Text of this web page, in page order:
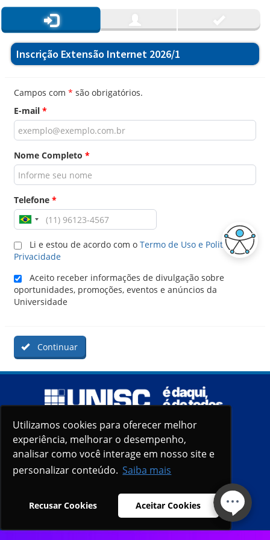
Utilizamos cookies para oferecer melhor
experiência, melhorar o desempenho,
analisar como você interage em nosso site e
personalizar conteúdo. Saiba mais
Recusar Cookies Aceitar Cookies
Utilizamos cookies para oferecer melhor
experiência, melhorar o desempenho,
analisar como você interage em nosso site e
personalizar conteúdo. Saiba mais
Recusar Cookies Aceitar Cookies
Inscrição Extensão Internet 2026/1
Campos com * são obrigatórios.
E-mail *
Nome Completo *
Telefone *
Li e estou de acordo com o Termo de Uso e Politica de
Privacidade
Aceito receber informações de divulgação sobre
oportunidades, promoções, eventos e anúncios da
Universidade
Continuar